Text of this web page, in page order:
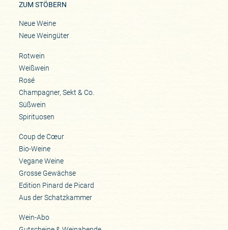
ZUM STÖBERN
Neue Weine
Neue Weingüter
Rotwein
Weißwein
Rosé
Champagner, Sekt & Co.
Süßwein
Spirituosen
Coup de Cœur
Bio-Weine
Vegane Weine
Grosse Gewächse
Edition Pinard de Picard
Aus der Schatzkammer
Wein-Abo